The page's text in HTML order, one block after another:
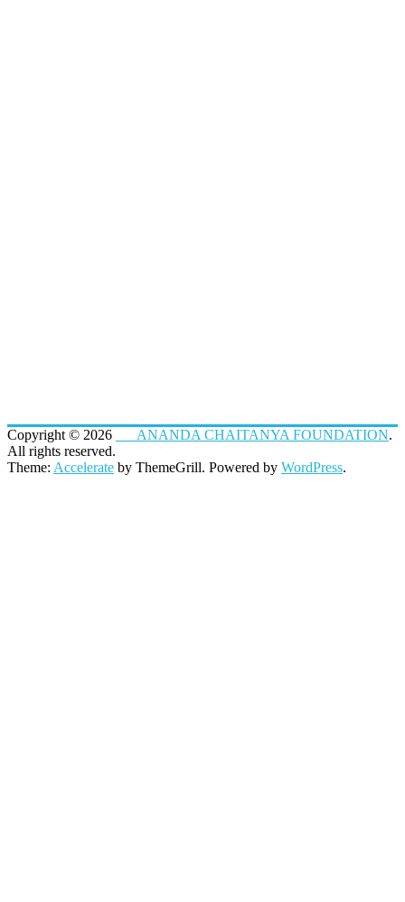
Copyright © 2026 ANANDA CHAITANYA FOUNDATION.
All rights reserved.
Theme: Accelerate by ThemeGrill. Powered by WordPress.